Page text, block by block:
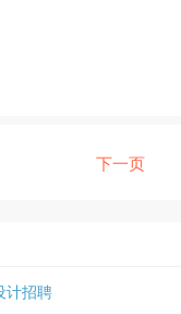
下一页
计招聘